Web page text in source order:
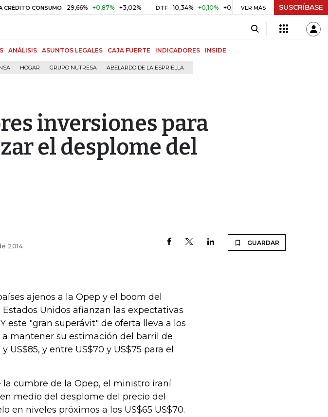
CONSUMO 29,66% +0,87% +3,02% DTF 10,34% +0,10% +0,98% UVR $ 416,91 +$ 0,05 +0,01%
VER MÁS SUSCRÍBASE
ANÁLISIS ASUNTOS LEGALES CAJA FUERTE INDICADORES INSIDE
HOGAR GRUPO NUTRESA ABELARDO DE LA ESPRIELLA
inversiones para
el desplome del
2014 GUARDAR
ajenos a la Opep y el boom del
Unidos afianzan las expectativas
este "gran superávit" de oferta lleva a los
mantener su estimación del barril de
US$85, y entre US$70 y US$75 para el
la cumbre de la Opep, el ministro iraní
medio del desplome del precio del
en niveles próximos a los US$65 US$70.